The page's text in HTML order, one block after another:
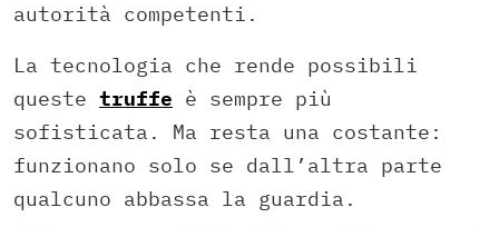
autorità competenti.
La tecnologia che rende possibili
queste truffe è sempre più
sofisticata. Ma resta una costante:
funzionano solo se dall’altra parte
qualcuno abbassa la guardia.